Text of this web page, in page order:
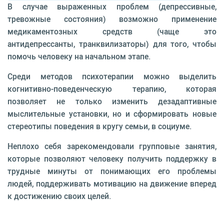
В случае выраженных проблем (депрессивные,
тревожные состояния) возможно применение
медикаментозных средств (чаще это
антидепрессанты, транквилизаторы) для того, что­бы
помочь человеку на началь­ном этапе.
Среди методов психотерапии можно выделить
когнитивно-поведенческую терапию, которая
позволяет не только изменить дезадаптивные
мыслительные установки, но и сформировать новые
стереотипы поведения в кругу семьи, в социуме.
Неплохо себя зарекомендова­ли групповые занятия,
которые позволяют человеку получить поддержку в
трудные минуты от понимающих его проблемы
людей, поддерживать мотива­цию на движение вперед
к дости­жению своих целей.